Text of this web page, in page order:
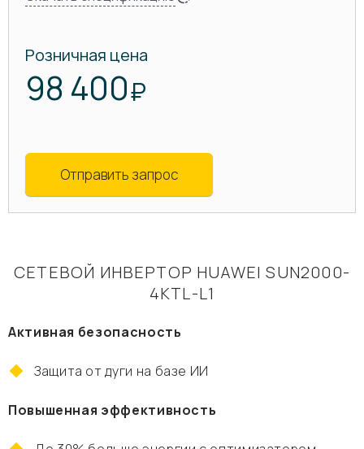
Розничная цена
98 400₽
Отправить запрос
СЕТЕВОЙ ИНВЕРТОР HUAWEI SUN2000-
4KTL-L1
Активная безопасность
Защита от дуги на базе ИИ
Повышенная эффективность